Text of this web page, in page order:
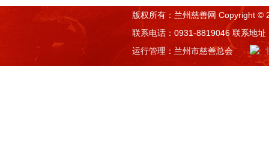
版权所有：兰州慈善网 Copyright ©
联系电话：0931-8819046 联系地
运行管理：兰州市慈善总会